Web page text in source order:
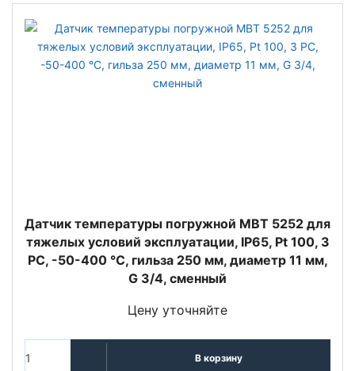
Датчик температуры погружной MBT 5252 для
тяжелых условий эксплуатации, IP65, Pt 100, 3
РС, -50-400 °C, гильза 250 мм, диаметр 11 мм,
G 3/4, сменный
Цену уточняйте
В корзину